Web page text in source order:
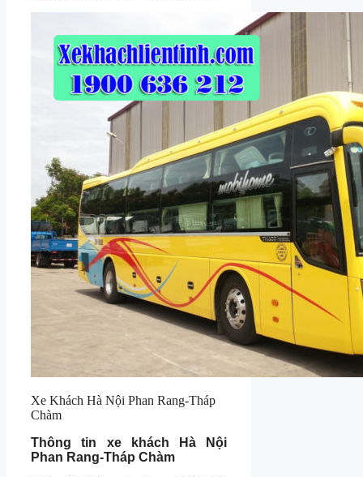
Xe Khách Hà Nội Phan Rang-Tháp
Chàm
Thông tin xe khách Hà Nội
Phan Rang-Tháp Chàm